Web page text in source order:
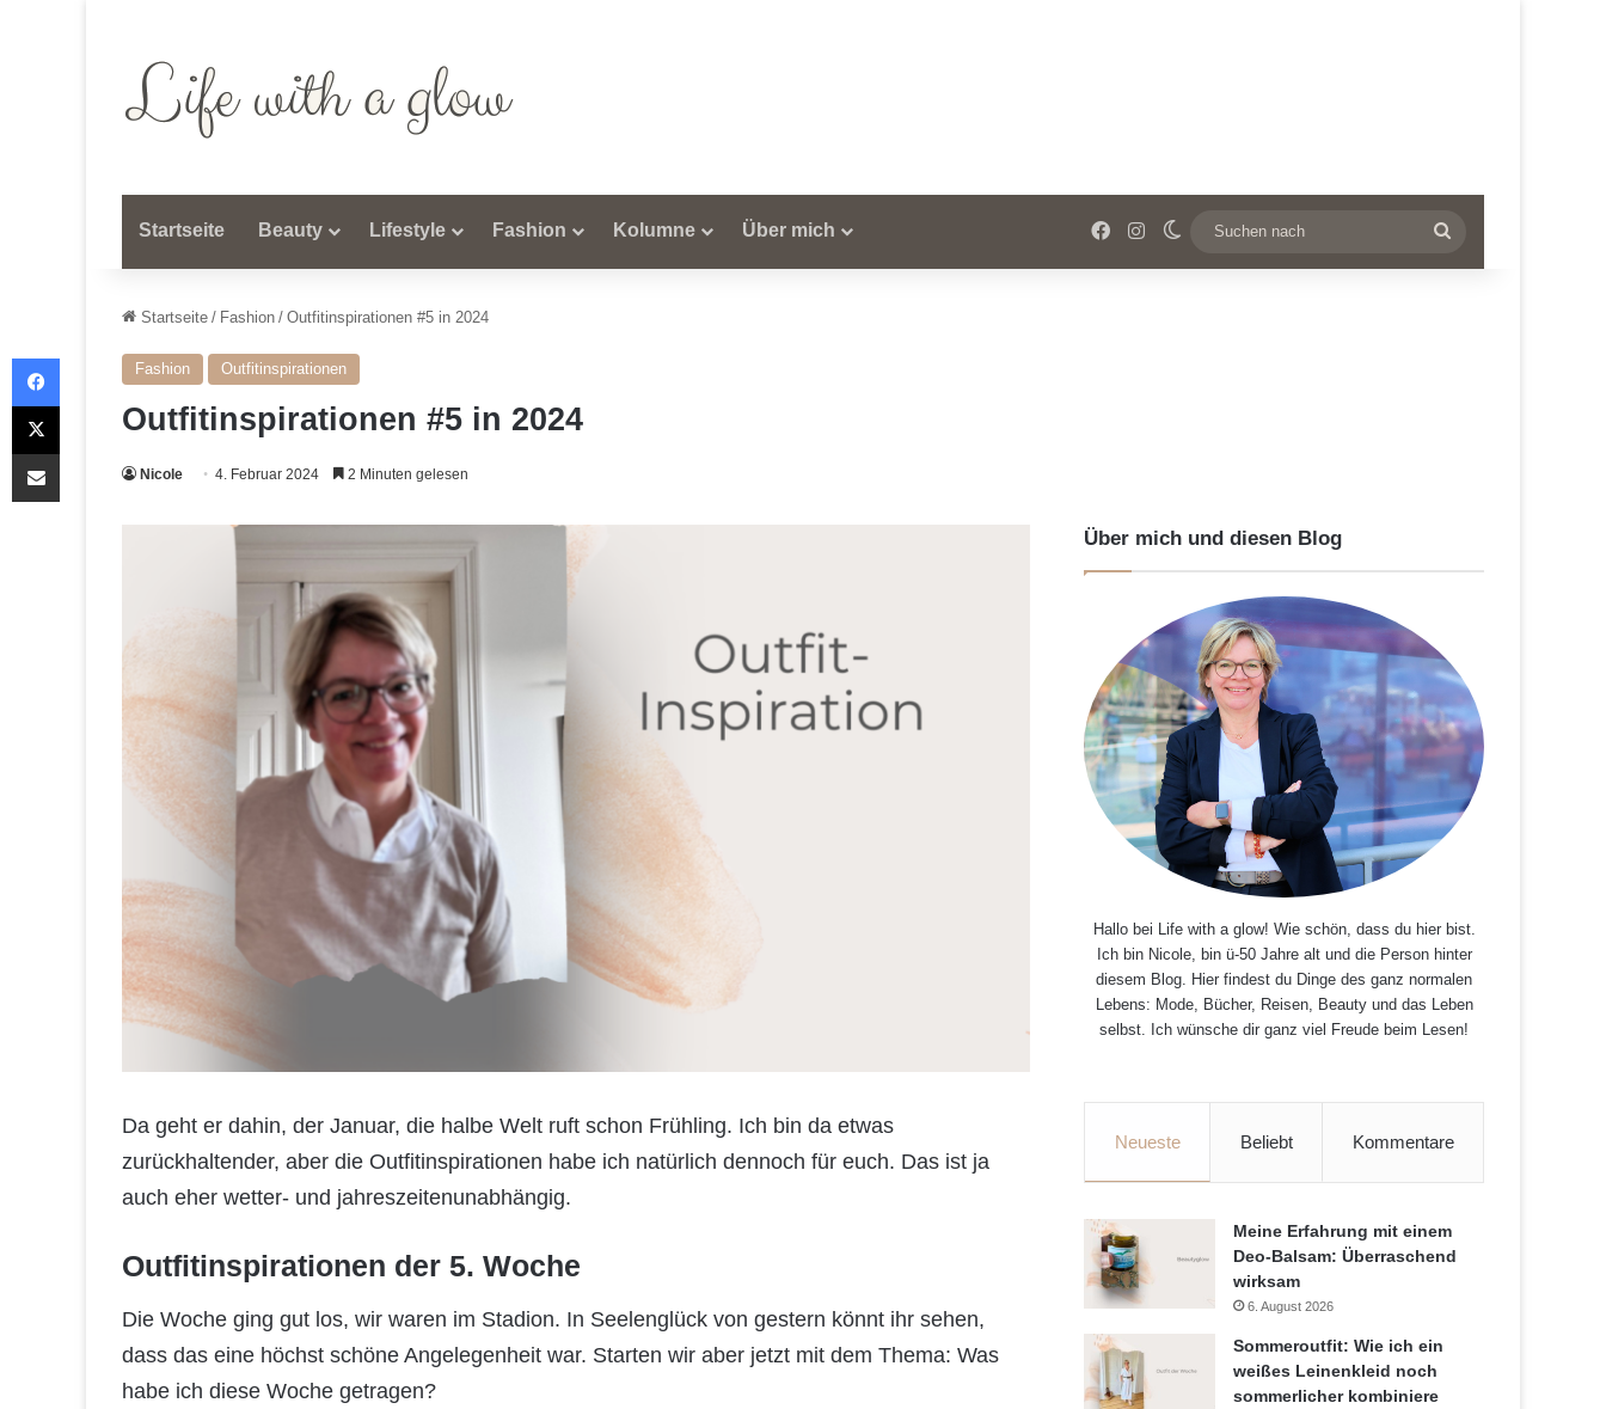
Startseite Beauty Lifestyle Fashion Kolumne Über mich FacebookInstagramSkin umschalten
nach
Startseite / Fashion / Outfitinspirationen #5 in 2024
Fashion Outfitinspirationen
Outfitinspirationen #5 in 2024
Nicole 4. Februar 2024 2 Minuten gelesen
Da geht er dahin, der Januar, die halbe Welt ruft schon Frühling. Ich bin da etwas
zurückhaltender, aber die Outfitinspirationen habe ich natürlich dennoch für euch. Das ist ja
auch eher wetter- und jahreszeitenunabhängig.
Outfitinspirationen der 5. Woche
Die Woche ging gut los, wir waren im Stadion. In Seelenglück von gestern könnt ihr sehen,
dass das eine höchst schöne Angelegenheit war. Starten wir aber jetzt mit dem Thema: Was
habe ich diese Woche getragen?
Über mich und diesen Blog
Hallo bei Life with a glow! Wie schön, dass du hier bist.
Ich bin Nicole, bin ü-50 Jahre alt und die Person hinter
diesem Blog. Hier findest du Dinge des ganz normalen
Lebens: Mode, Bücher, Reisen, Beauty und das Leben
selbst. Ich wünsche dir ganz viel Freude beim Lesen!
Neueste Beliebt Kommentare
Meine Erfahrung mit einem
Deo-Balsam: Überraschend
wirksam
6. August 2026
Sommeroutfit: Wie ich ein
weißes Leinenkleid noch
sommerlicher kombiniere
Facebook